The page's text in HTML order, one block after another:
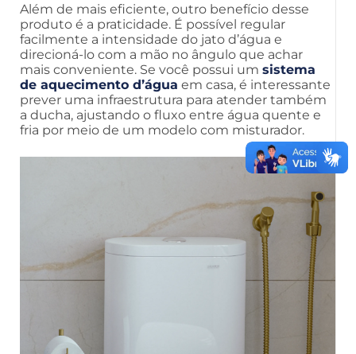
Além de mais eficiente, outro benefício desse
produto é a praticidade. É possível regular
facilmente a intensidade do jato d’água e
direcioná-lo com a mão no ângulo que achar
mais conveniente. Se você possui um sistema
de aquecimento d’água em casa, é interessante
prever uma infraestrutura para atender também
a ducha, ajustando o fluxo entre água quente e
fria por meio de um modelo com misturador.